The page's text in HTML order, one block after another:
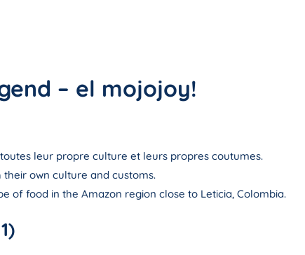
– el mojojoy!
leur propre culture et leurs propres coutumes.
own culture and customs.
of food in the Amazon region close to Leticia, Colombia.